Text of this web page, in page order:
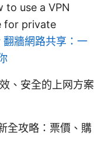
to use a VPN
for private
翻牆網路共享：一
、安全的上网方案
全攻略：票價、購